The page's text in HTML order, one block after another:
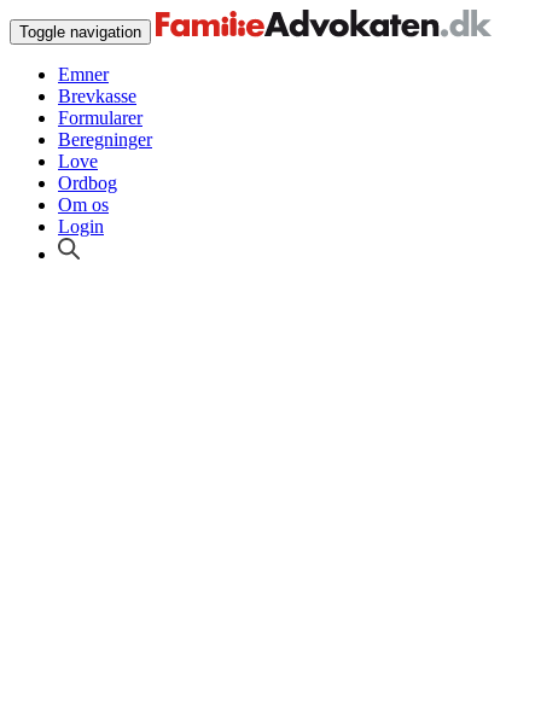
Toggle navigation
Emner
Brevkasse
Formularer
Beregninger
Love
Ordbog
Om os
Login